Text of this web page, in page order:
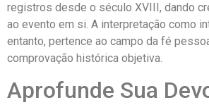
registros desde o século XVIII, dando
ao evento em si. A interpretação como
entanto, pertence ao campo da fé
comprovação histórica objetiva.
Aprofunde Sua